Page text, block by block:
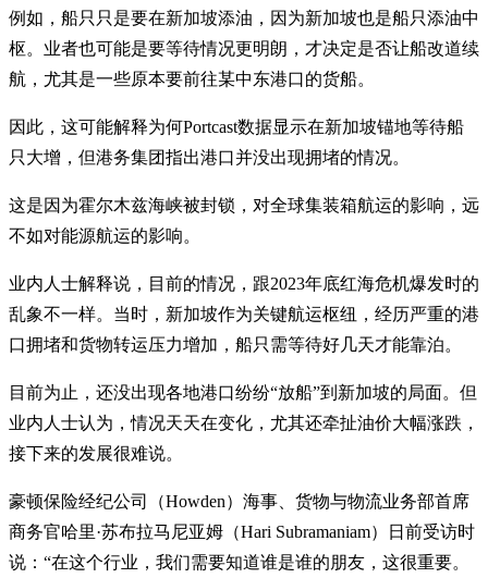
例如，船只只是要在新加坡添油，因为新加坡也是船只添油中
枢。业者也可能是要等待情况更明朗，才决定是否让船改道续
航，尤其是一些原本要前往某中东港口的货船。
因此，这可能解释为何Portcast数据显示在新加坡锚地等待船
只大增，但港务集团指出港口并没出现拥堵的情况。
这是因为霍尔木兹海峡被封锁，对全球集装箱航运的影响，远
不如对能源航运的影响。
业内人士解释说，目前的情况，跟2023年底红海危机爆发时的
乱象不一样。当时，新加坡作为关键航运枢纽，经历严重的港
口拥堵和货物转运压力增加，船只需等待好几天才能靠泊。
目前为止，还没出现各地港口纷纷“放船”到新加坡的局面。但
业内人士认为，情况天天在变化，尤其还牵扯油价大幅涨跌，
接下来的发展很难说。
豪顿保险经纪公司（Howden）海事、货物与物流业务部首席
商务官哈里·苏布拉马尼亚姆（Hari Subramaniam）日前受访时
说：“在这个行业，我们需要知道谁是谁的朋友，这很重要。